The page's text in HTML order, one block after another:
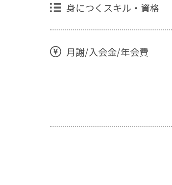
身につくスキル・資格
月謝/入会金/年会費